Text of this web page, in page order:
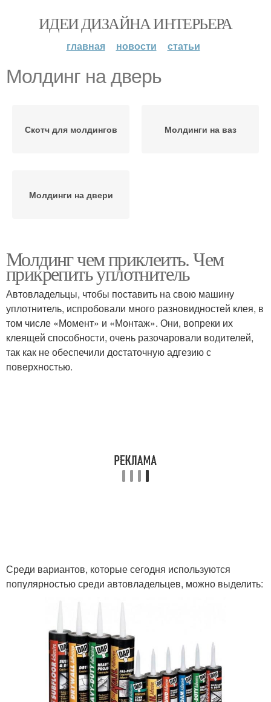
ИДЕИ ДИЗАЙНА ИНТЕРЬЕРА
главная новости статьи
Молдинг на дверь
Скотч для молдингов Молдинги на ваз
Молдинги на двери
Молдинг чем приклеить. Чем
прикрепить уплотнитель
Автовладельцы, чтобы поставить на свою машину
уплотнитель, испробовали много разновидностей клея, в
том числе «Момент» и «Монтаж». Они, вопреки их
клеящей способности, очень разочаровали водителей,
так как не обеспечили достаточную адгезию с
поверхностью.
Среди вариантов, которые сегодня используются
популярностью среди автовладельцев, можно выделить: